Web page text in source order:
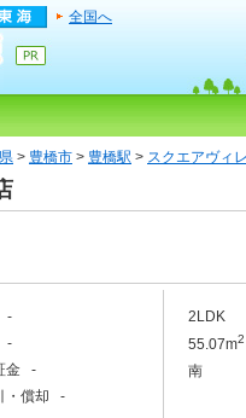
全国へ
> 豊橋市 > 豊橋駅 > スクエアヴィ
-
-
金 -
・償却 -
2LDK
55.07m2
南